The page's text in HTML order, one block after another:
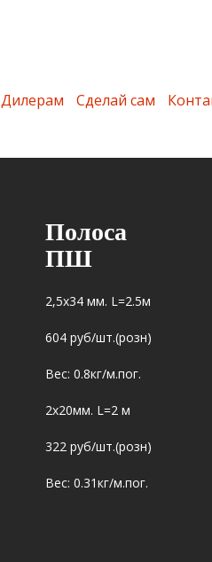
Дилерам Сделай сам
Полоса
ПШ
2,5х34 мм. L=2.5м
604 руб/шт.(розн)
Вес: 0.8кг/м.пог.
2х20мм. L=2 м
322 руб/шт.(розн)
Вес: 0.31кг/м.пог.